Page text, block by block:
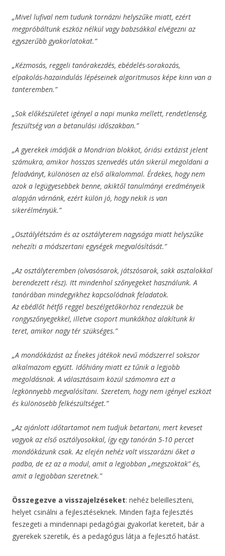
„Mivel lufival nem tudunk tornázni helyszűke miatt, ezért
megpróbáltunk eszköz nélkül vagy babzsákkal elvégezni az
egyszerűbb gyakorlatokat.”
„Kézmosás, reggeli tanórakezdés, ebédelés-sorakozás,
elpakolás-hazaindulás lépéseinek algoritmusos képe kinn van a
tanteremben.”
„Sok előkészületet igényel a napi munka mellett, rendetlenség,
feszültség van a betanulási időszakban.”
„A gyerekek imádják a Mondrian blokkot, óriási extázist jelent
számukra, amikor hosszas szenvedés után sikerül megoldani a
feladványt, különösen az első alkalommal. Érdekes, hogy nem
azok a legügyesebbek benne, akiktől tanulmányi eredményeik
alapján várnánk, ezért külön jó, hogy nekik is van
sikerélményük.”
„Osztálylétszám és az osztályterem nagysága miatt helyszűke
nehezíti a módszertani egységek megvalósítását.”
„Az osztályteremben (olvasósarok, játszósarok, sakk asztalokkal
berendezett rész). Itt mindenhol szőnyegeket használunk. A
tanórában mindegyikhez kapcsolódnak feladatok.
Az ebédlőt hétfő reggel beszélgetőkörhöz rendezzük be
rongyszőnyegekkel, illetve csoport munkákhoz alakítunk ki
teret, amikor nagy tér szükséges.”
„A mondókázást az Énekes játékok nevű módszerrel sokszor
alkalmazom együtt. Időhiány miatt ez tűnik a legjobb
megoldásnak. A választásaim közül számomra ezt a
legkönnyebb megvalósítani. Szeretem, hogy nem igényel eszközt
és különösebb felkészültséget.”
„Az ajánlott időtartamot nem tudjuk betartani, mert keveset
vagyok az első osztályosokkal, így egy tanórán 5-10 percet
mondókázunk csak. Az elején nehéz volt visszarázni őket a
padba, de ez az a modul, amit a legjobban „megszoktak” és,
amit a legjobban szeretnek.”
Összegezve a visszajelzéseket: nehéz beleilleszteni,
helyet csinálni a fejlesztéseknek. Minden fajta fejlesztés
feszegeti a mindennapi pedagógiai gyakorlat kereteit, bár a
gyerekek szeretik, és a pedagógus látja a fejlesztő hatást.